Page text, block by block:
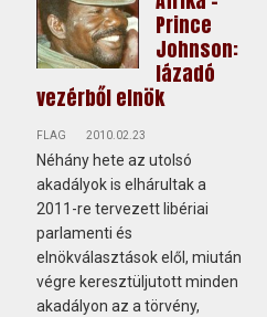
Prince
Johnson:
lázadó
vezérből elnök
FLAG 2010.02.23
Néhány hete az utolsó
akadályok is elhárultak a
2011-re tervezett libériai
parlamenti és
elnökválasztások elől, miután
végre keresztüljutott minden
akadályon az a törvény,